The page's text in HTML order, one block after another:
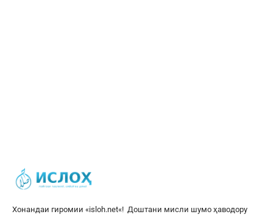
Хонандаи гиромии «isloh.net«! Доштани мисли шумо ҳаводору